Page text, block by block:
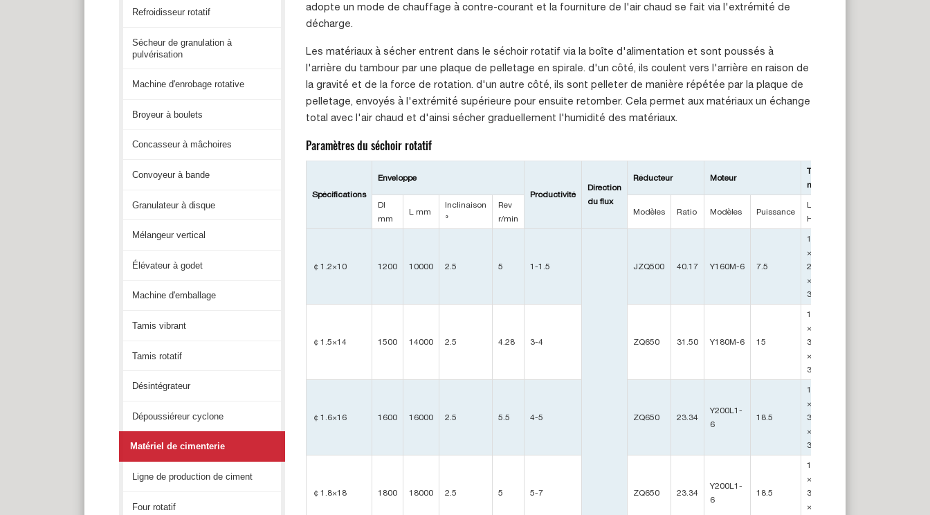
adopte un mode de chauffage à contre-courant et la fourniture de l'air chaud se fait via l'extrémité de
décharge.
Les matériaux à sécher entrent dans le séchoir rotatif via la boîte d'alimentation et sont poussés à
l'arrière du tambour par une plaque de pelletage en spirale. d'un côté, ils coulent vers l'arrière en raison de
la gravité et de la force de rotation. d'un autre côté, ils sont pelleter de manière répétée par la plaque de
pelletage, envoyés à l'extrémité supérieure pour ensuite retomber. Cela permet aux matériaux un échange
total avec l'air chaud et d'ainsi sécher graduellement l'humidité des matériaux.
Paramètres du séchoir rotatif
Spécifications
Enveloppe
Productivité
Direction
du flux
Réducteur Moteur
Taille
mm
DI
mm
L mm
Inclinaison
°
Rev
r/min
Modèles Ratio Modèles Puissance
L× L×
H
￠1.2×10 1200 10000 2.5 5 1-1.5 JZQ500 40.17 Y160M-6 7.5
11317
×
2655
×
3028
￠1.5×14 1500 14000 2.5 4.28 3-4 ZQ650 31.50 Y180M-6 15
15750
×
3085
×
3180
￠1.6×16 1600 16000 2.5 5.5 4-5 ZQ650 23.34
Y200L1-
6
18.5
17500
×
3232
×
3500
￠1.8×18 1800 18000 2.5 5 5-7 ZQ650 23.34
Y200L1-
6
18.5
19614
×
3438
×
Refroidisseur rotatif
Sécheur de granulation à
pulvérisation
Machine d'enrobage rotative
Broyeur à boulets
Concasseur à mâchoires
Convoyeur à bande
Granulateur à disque
Mélangeur vertical
Élévateur à godet
Machine d'emballage
Tamis vibrant
Tamis rotatif
Désintégrateur
Dépoussiéreur cyclone
Matériel de cimenterie
Ligne de production de ciment
Four rotatif